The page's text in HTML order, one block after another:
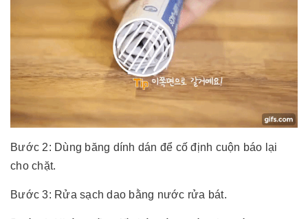
Bước 2: Dùng băng dính dán để cố định cuộn báo lại
cho chặt.
Bước 3: Rửa sạch dao bằng nước rửa bát.